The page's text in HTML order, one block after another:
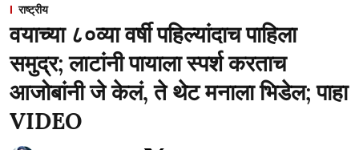
राष्ट्रीय
वयाच्या ८०व्या वर्षी पहिल्यांदाच पाहिला
समुद्र; लाटांनी पायाला स्पर्श करताच
आजोबांनी जे केलं, ते थेट मनाला भिडेल; पाहा
VIDEO